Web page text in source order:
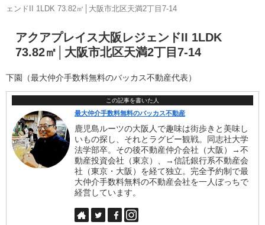
ェンドII 1LDK 73.82㎡│大阪市北区天満2丁目7-14
アクアプレイス大阪レジェンドII 1LDK
73.82㎡│大阪市北区天満2丁目7-14
下園（最大仲介手数料無料のバッカス不動産代表）
この記事を書いた人
最大仲介手数料無料のバッカス不動産
鹿児島ルーツの大阪人で趣味は街歩きと美味し
いもの探し、それとラグビー観戦。同志社大学
法学部卒。その後不動産仲介会社（大阪）→不
動産投資会社（東京）、→信託銀行系不動産会
社（東京・大阪）を経て独立。完全予約制で最
大仲介手数料無料の不動産会社を一人ぼっちで
経営しています。